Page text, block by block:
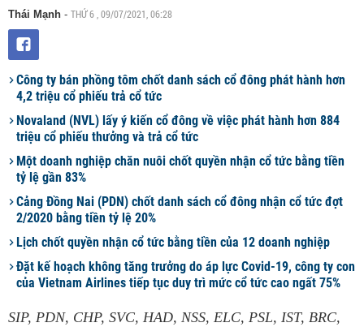
Thái Mạnh - THỨ 6 , 09/07/2021, 06:28
Công ty bán phồng tôm chốt danh sách cổ đông phát hành hơn
4,2 triệu cổ phiếu trả cổ tức
Novaland (NVL) lấy ý kiến cổ đông về việc phát hành hơn 884
triệu cổ phiếu thưởng và trả cổ tức
Một doanh nghiệp chăn nuôi chốt quyền nhận cổ tức bằng tiền
tỷ lệ gần 83%
Cảng Đồng Nai (PDN) chốt danh sách cổ đông nhận cổ tức đợt
2/2020 bằng tiền tỷ lệ 20%
Lịch chốt quyền nhận cổ tức bằng tiền của 12 doanh nghiệp
Đặt kế hoạch không tăng trưởng do áp lực Covid-19, công ty con
của Vietnam Airlines tiếp tục duy trì mức cổ tức cao ngất 75%
SIP, PDN, CHP, SVC, HAD, NSS, ELC, PSL, IST, BRC,